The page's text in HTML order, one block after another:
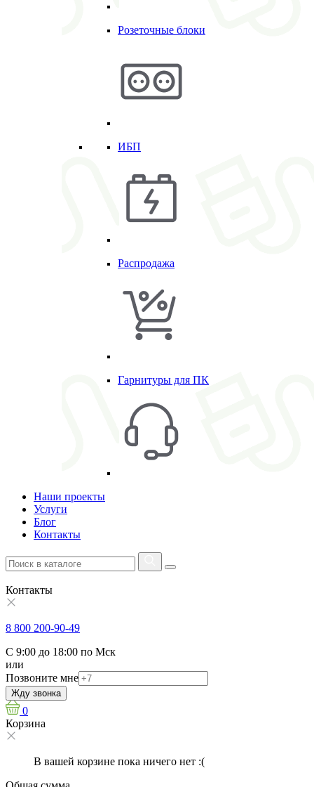
Розеточные блоки
ИБП
Распродажа
Гарнитуры для ПК
Наши проекты
Услуги
Блог
Контакты
Контакты
8 800 200-90-49
С 9:00 до 18:00 по Мск
или
Позвоните мне
Жду звонка
0
Корзина
В вашей корзине пока ничего нет :(